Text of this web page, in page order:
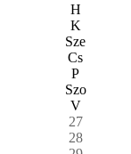
H
K
Sze
Cs
P
Szo
V
27
28